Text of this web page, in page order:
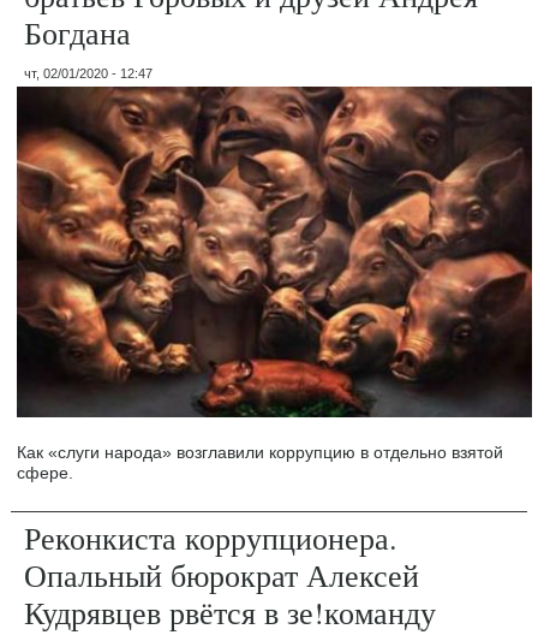
Богдана
чт, 02/01/2020 - 12:47
Как «слуги народа» возглавили коррупцию в отдельно взятой
сфере.
Реконкиста коррупционера.
Опальный бюрократ Алексей
Кудрявцев рвётся в зе!команду